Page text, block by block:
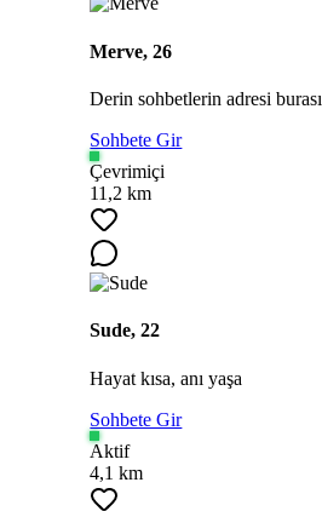
Merve, 26
Derin sohbetlerin adresi burası
Sohbete Gir
Çevrimiçi
11,2 km
Sude, 22
Hayat kısa, anı yaşa
Sohbete Gir
Aktif
4,1 km